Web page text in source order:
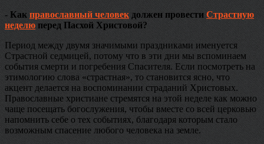
- Как православный человек должен провести Страстную
неделю перед Пасхой Христовой?
Период между двумя значимыми праздниками именуется
Страстной седмицей, потому что в эти дни мы вспоминаем
события смерти и погребения Спасителя. Если посмотреть на
этимологию слова «страстная», то становится ясно, что
акцент делается на воспоминании страданий Христовых.
Православные христиане стремятся на этой неделе как можно
чаще посещать богослужения, чтобы вместе со всей церковью
напомнить себе о тех событиях, благодаря которым стало
возможным спасение любого человека на земле.